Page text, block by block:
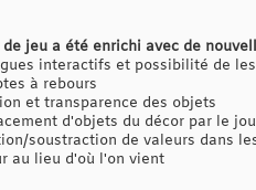
jeu a été enrichi avec de
interactifs et possibilité de
à rebours
et transparence des objets
d'objets du décor par le
soustraction de valeurs dans
au lieu d'où l'on vient